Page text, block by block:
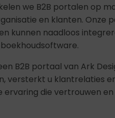
we B2B portalen op
en klanten. Onze
kunnen naadloos
boekhoudsoftware.
B2B portaal van Ark
versterkt u klantrelaties
ervaring die vertrouwen